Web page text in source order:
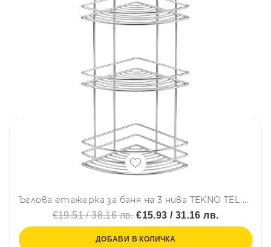
Ъглова етажерка за баня на 3 нива TEKNO TEL BK 023, 21х21х46 см, Закрепване с дюбел, Хром
€19.51 / 38.16 лв.€15.93 / 31.16 лв.
ДОБАВИ В КОЛИЧКА